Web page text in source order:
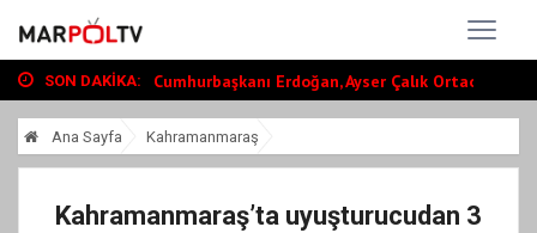
SON DAKIKA:
Başkan Toptaş, mahallelerin yaşam kalite...
Cumhurbaşkanı Erdoğan, Ayser Çalık Ortao...
Vali Ünlüer ve Başkan Görgel’den Vakıfla...
Ana Sayfa Kahramanmaraş
Kahramanmaraş’ta uyuşturucudan 3